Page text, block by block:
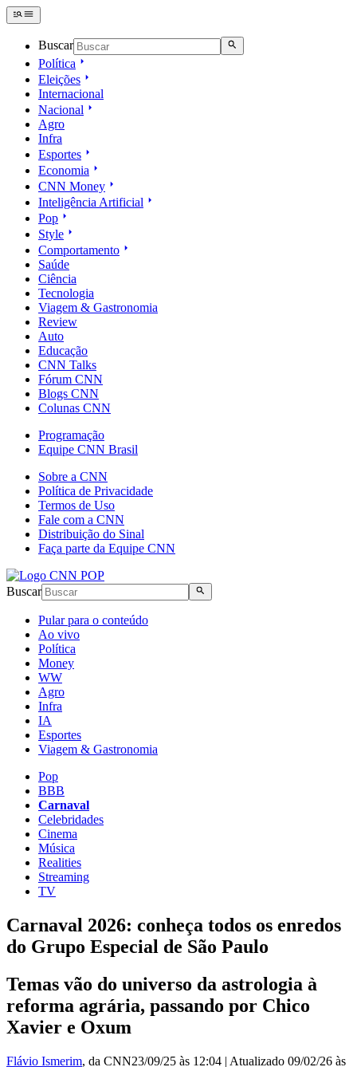
Buscar
Política
Eleições
Internacional
Nacional
Agro
Infra
Esportes
Economia
CNN Money
Inteligência Artificial
Pop
Style
Comportamento
Saúde
Ciência
Tecnologia
Viagem & Gastronomia
Review
Auto
Educação
CNN Talks
Fórum CNN
Blogs CNN
Colunas CNN
Programação
Equipe CNN Brasil
Sobre a CNN
Política de Privacidade
Termos de Uso
Fale com a CNN
Distribuição do Sinal
Faça parte da Equipe CNN
Buscar
Pular para o conteúdo
Ao vivo
Política
Money
WW
Agro
Infra
IA
Esportes
Viagem & Gastronomia
Pop
BBB
Carnaval
Celebridades
Cinema
Música
Realities
Streaming
TV
Carnaval 2026: conheça todos os enredos
do Grupo Especial de São Paulo
Temas vão do universo da astrologia à
reforma agrária, passando por Chico
Xavier e Oxum
Flávio Ismerim, da CNN23/09/25 às 12:04 | Atualizado 09/02/26 às